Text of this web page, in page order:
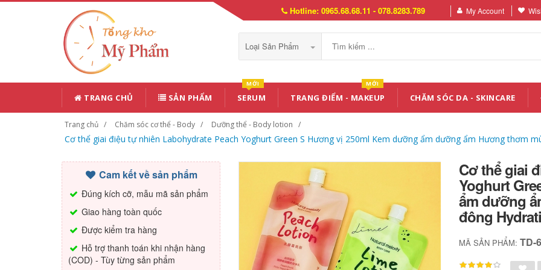
Hotline: 0965.68.68.11 - 078.8283.789 My Account
Loại Sản Phẩm
TRANG CHỦ SẢN PHẨM SERUM
MỚI
TRANG ĐIỂM - MAKEUP
MỚI
CHĂM SÓC DA - SKINCARE
Trang chủ Chăm sóc cơ thể - Body Dưỡng thể - Body lotion
Cơ thể giai điệu tự nhiên Labohydrate Peach Yoghurt Green S Hương vị 250ml Kem dưỡng ẩm dưỡng ẩm Hương thơm
Cam kết về sản phẩm
Đúng kích cỡ, mẫu mã sản phẩm
Giao hàng toàn quốc
Được kiểm tra hàng
Hỗ trợ thanh toán khi nhận hàng
(COD) - Tùy từng sản phẩm
Cơ thể giai
Yoghurt
ẩm dưỡng
đông
MÃ SẢN PHẨM:TD-